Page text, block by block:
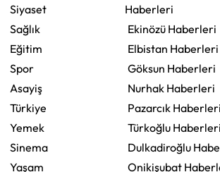
Siyaset
Sağlık
Eğitim
Spor
Asayiş
Türkiye
Yemek
Sinema
Yaşam
Haberleri
Ekinözü Haberleri
Elbistan Haberleri
Göksun Haberleri
Nurhak Haberleri
Pazarcık Haberleri
Türkoğlu Haberleri
Dulkadiroğlu
Onikişubat